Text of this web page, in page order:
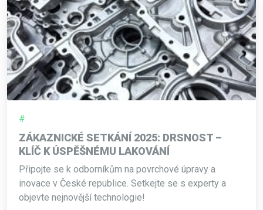
#
ZÁKAZNICKÉ SETKÁNÍ 2025: DRSNOST –
KLÍČ K ÚSPĚŠNÉMU LAKOVÁNÍ
Připojte se k odborníkům na povrchové úpravy a
inovace v České republice. Setkejte se s experty a
objevte nejnovější technologie!